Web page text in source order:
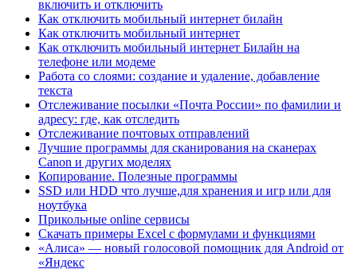
включить и отключить
Как отключить мобильный интернет билайн
Как отключить мобильный интернет
Как отключить мобильный интернет Билайн на
телефоне или модеме
Работа со слоями: создание и удаление, добавление
текста
Отслеживание посылки «Почта России» по фамилии и
адресу: где, как отследить
Отслеживание почтовых отправлений
Лучшие программы для сканирования на сканерах
Canon и других моделях
Копирование. Полезные программы
SSD или HDD что лучше,для хранения и игр или для
ноутбука
Прикольные online сервисы
Скачать примеры Excel с формулами и функциями
«Алиса» — новый голосовой помощник для Android от
«Яндекс